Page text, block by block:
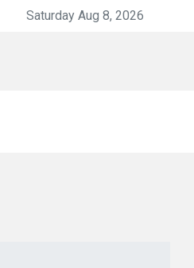
कार्यकारिणी में 168 नेताओं को जिम्मेदारी
Saturday Aug 8, 2026